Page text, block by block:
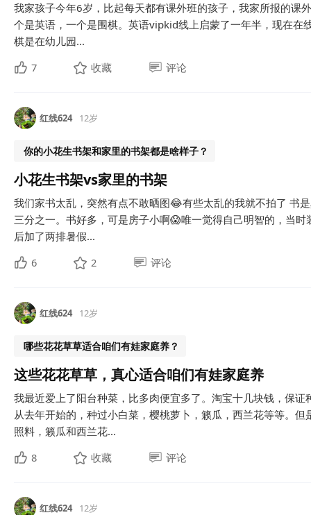
我家孩子今年6岁，比起每天都有课外班的孩子，我家所报的课
个是英语，一个是围棋。英语vipkid线上启蒙了一年半，现在在
棋是在幼儿园...
7
收藏 评论
红线624 12岁
你的小花生书架和家里的书架都是啥样子？
小花生书架vs家里的书架
我们家书太乱，突然有点不敢晒图😂有些太乱的我就不拍了 书
三分之一。书好多，可是房子小啊😱唯一觉得自己明智的，当
后加了两排暑假...
6
2 评论
红线624 12岁
哪些花花草草适合咱们有娃家庭养？
这些花花草草，真心适合咱们有娃家庭养
我最近爱上了阳台种菜，比多肉便宜多了。淘宝十几块钱，保
从去年开始的，种过小白菜，樱桃萝卜，籁瓜，西兰花等等。
照料，籁瓜和西兰花...
8
收藏 评论
红线624 12岁